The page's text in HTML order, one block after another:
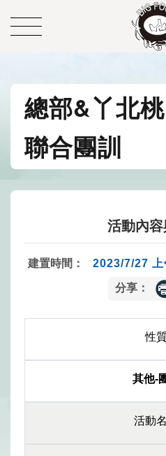
總部&丫北
聯合團訓
活動內
建置時間： 2023/7/27
分享：
性
其他-
活動